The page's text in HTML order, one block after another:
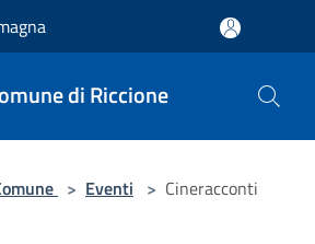
di Riccione
> Eventi > Cineracconti